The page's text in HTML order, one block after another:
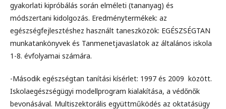
gyakorlati kipróbálás során elméleti (tananyag) és
módszertani kidolgozás. Eredménytermékek: az
egészségfejlesztéshez használt taneszközök: EGÉSZSÉGTAN
munkatankönyvek és Tanmenetjavaslatok az általános iskola
1-8. évfolyamai számára.
-Második egészségtan tanítási kísérlet: 1997 és 2009 között.
Iskolaegészségügyi modellprogram kialakítása, a védőnők
bevonásával. Multiszektorális együttműködés az oktatásügy